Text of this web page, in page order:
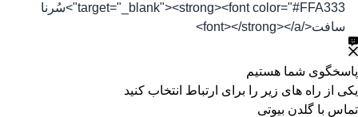
target="_blank"><strong><font color="#FFA333">سُرنا
سافت</font></strong></a>
پاسخگوی شما هستیم
یکی از راه های زیر را برای ارتباط انتخاب کنید
تماس با گلدن بیوتی